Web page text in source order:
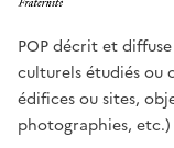
POP décrit et
culturels étudiés ou
édifices ou sites,
photographies, etc.)